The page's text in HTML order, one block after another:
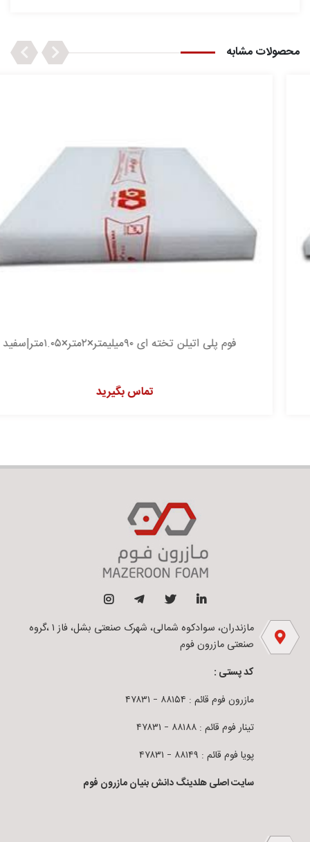
محصولات مشابه Previous
فوم پلی اتیلن تخته ای ۹۰میلیمتر×۲متر×۱.۰۵متر|سفید
تماس بگیرید
Next
مازندران، سوادکوه شمالی، شهرک صنعتی بشل، فاز ۱ ،گروه
صنعتی مازرون فوم
کد پستی :
مازرون فوم قائم : ۸۸۱۵۴ – ۴۷۸۳۱
تینار فوم قائم : ۸۸۱۸۸ – ۴۷۸۳۱
پویا فوم قائم : ۸۸۱۴۹ – ۴۷۸۳۱
سایت اصلی هلدینگ دانش بنیان مازرون فوم